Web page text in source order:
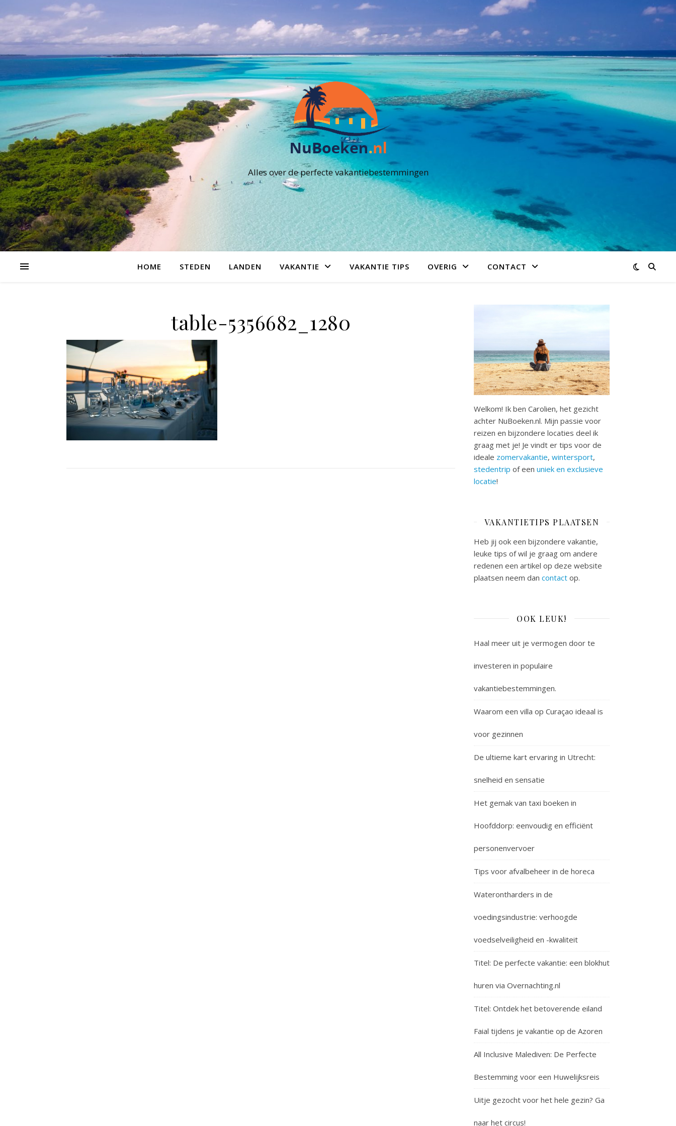
Alles over de perfecte vakantiebestemmingen
HOME STEDEN LANDEN VAKANTIE VAKANTIE TIPS OVERIG CONTACT
table-5356682_1280
Welkom! Ik ben Carolien, het gezicht
achter NuBoeken.nl. Mijn passie voor
reizen en bijzondere locaties deel ik
graag met je! Je vindt er tips voor de
ideale zomervakantie, wintersport,
stedentrip of een uniek en exclusieve
locatie!
VAKANTIETIPS PLAATSEN
Heb jij ook een bijzondere vakantie,
leuke tips of wil je graag om andere
redenen een artikel op deze website
plaatsen neem dan contact op.
OOK LEUK!
Haal meer uit je vermogen door te
investeren in populaire
vakantiebestemmingen.
Waarom een villa op Curaçao ideaal is
voor gezinnen
De ultieme kart ervaring in Utrecht:
snelheid en sensatie
Het gemak van taxi boeken in
Hoofddorp: eenvoudig en efficiënt
personenvervoer
Tips voor afvalbeheer in de horeca
Waterontharders in de
voedingsindustrie: verhoogde
voedselveiligheid en -kwaliteit
Titel: De perfecte vakantie: een blokhut
huren via Overnachting.nl
Titel: Ontdek het betoverende eiland
Faial tijdens je vakantie op de Azoren
All Inclusive Malediven: De Perfecte
Bestemming voor een Huwelijksreis
Uitje gezocht voor het hele gezin? Ga
naar het circus!